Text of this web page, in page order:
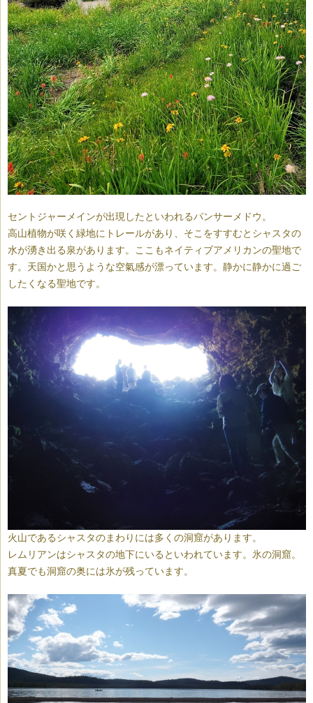
セントジャーメインが出現したといわれるパンサーメドウ。
高山植物が咲く緑地にトレールがあり、そこをすすむとシャスタの
水が湧き出る泉があります。ここもネイティブアメリカンの聖地で
す。天国かと思うような空氣感が漂っています。静かに静かに過ご
したくなる聖地です。
火山であるシャスタのまわりには多くの洞窟があります。
レムリアンはシャスタの地下にいるといわれています。氷の洞窟。
真夏でも洞窟の奥には氷が残っています。